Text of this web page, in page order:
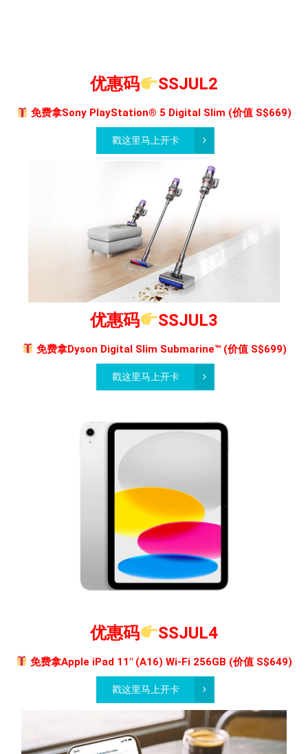
优惠码 SSJUL2
免费拿Sony PlayStation® 5 Digital Slim (价值 S$669)
戳这里马上开卡
优惠码 SSJUL3
免费拿Dyson Digital Slim Submarine™ (价值 S$699)
戳这里马上开卡
优惠码 SSJUL4
免费拿Apple iPad 11″ (A16) Wi-Fi 256GB (价值 S$649)
戳这里马上开卡